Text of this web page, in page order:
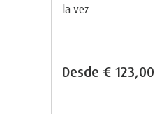
la vez
Desde € 123,00